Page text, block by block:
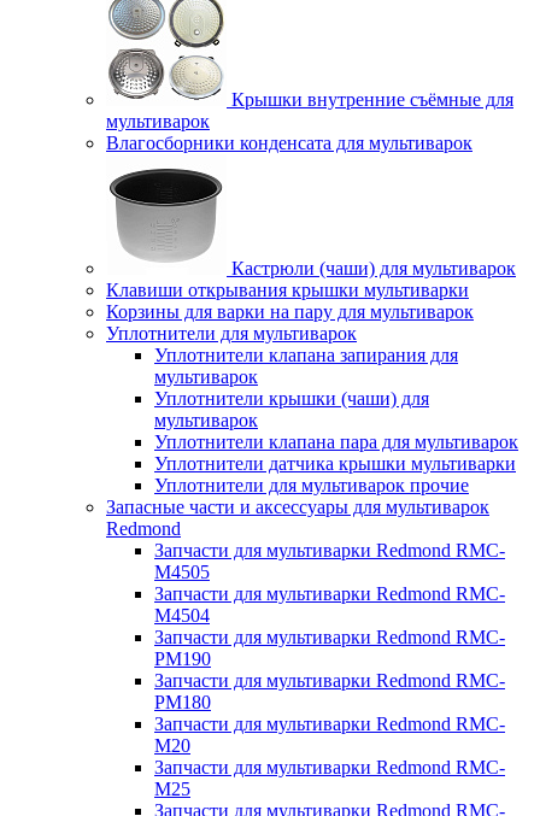
Крышки внутренние съёмные для
мультиварок
Влагосборники конденсата для мультиварок
Кастрюли (чаши) для мультиварок
Клавиши открывания крышки мультиварки
Корзины для варки на пару для мультиварок
Уплотнители для мультиварок
Уплотнители клапана запирания для
мультиварок
Уплотнители крышки (чаши) для
мультиварок
Уплотнители клапана пара для мультиварок
Уплотнители датчика крышки мультиварки
Уплотнители для мультиварок прочие
Запасные части и аксессуары для мультиварок
Redmond
Запчасти для мультиварки Redmond RMC-
M4505
Запчасти для мультиварки Redmond RMC-
M4504
Запчасти для мультиварки Redmond RMC-
PM190
Запчасти для мультиварки Redmond RMC-
PM180
Запчасти для мультиварки Redmond RMC-
M20
Запчасти для мультиварки Redmond RMC-
M25
Запчасти для мультиварки Redmond RMC-